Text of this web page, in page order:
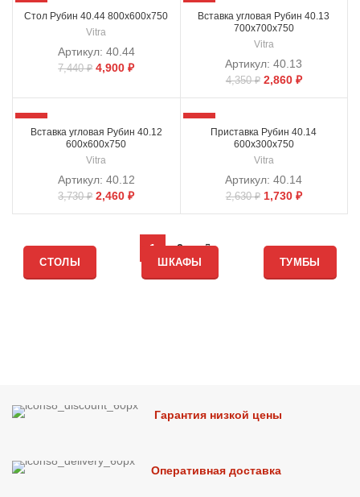
-34%
Стол Рубин 40.44 800х600х750
Vitra
Артикул: 40.44
7,440₽ 4,900₽
-34%
Вставка угловая Рубин 40.13
700х700х750
Vitra
Артикул:40.13
4,350₽ 2,860 ₽
-34%
Вставка угловая Рубин 40.12
600х600х750
Vitra
Артикул: 40.12
3,730₽ 2,460₽
-34%
Приставка Рубин 40.14
600х300х750
Vitra
Артикул:40.14
2,630₽ 1,730 ₽
1 2
СТОЛЫ ШКАФЫ ТУМБЫ
Гарантия низкой цены
Оперативная доставка